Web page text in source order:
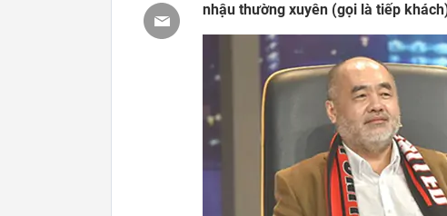
nhậu thường xuyên (gọi là tiếp